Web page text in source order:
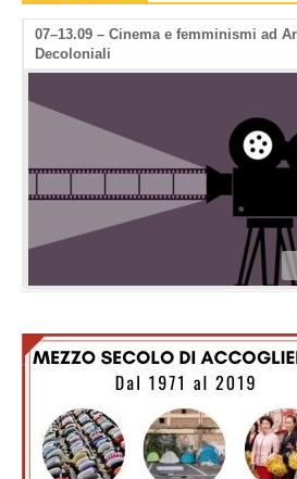
07–13.09 – Cinema e femminismi ad
Decoloniali